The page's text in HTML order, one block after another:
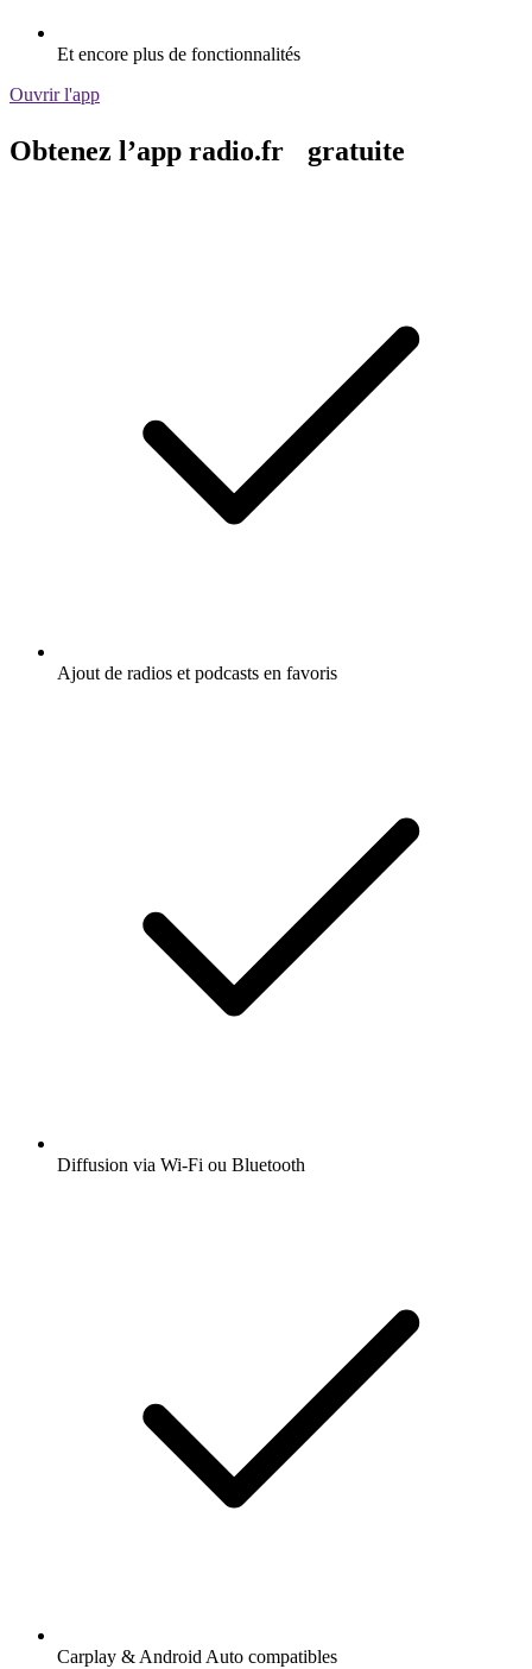
Et encore plus de fonctionnalités
Ouvrir l'app
Obtenez l’app radio.fr gratuite
Ajout de radios et podcasts en favoris
Diffusion via Wi-Fi ou Bluetooth
Carplay & Android Auto compatibles